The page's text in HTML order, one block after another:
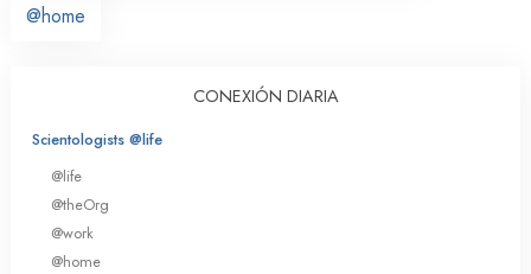
@home
CONEXIÓN DIARIA
Scientologists @life
@life
@theOrg
@work
@home